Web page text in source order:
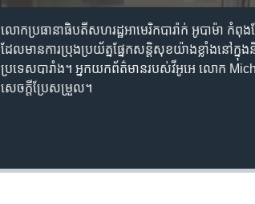
លោក​ប្រធានាធិបតី​សហរដ្ឋ​អាមេរិក​បារ៉ាក់ អូបាម៉ា កំពុង
ដែល​មាន​ការប្រុងប្រយ័ត្ន​ផ្នែក​សន្តិសុខ​យ៉ាងខ្លាំង​នៅ​ក្
ប្រទេស​បារាំង។ អ្នកយក​ព័ត៌មាន​របស់​វីអូអេ លោក
សេចក្តី​ប្រែសម្រួល។